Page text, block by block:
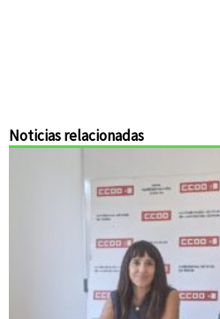
Noticias relacionadas